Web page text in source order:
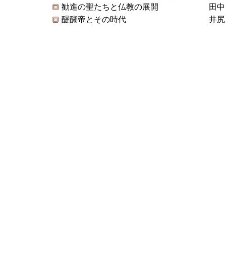
勧進の聖たちと仏教の展開
田
醍醐帝とその時代
井